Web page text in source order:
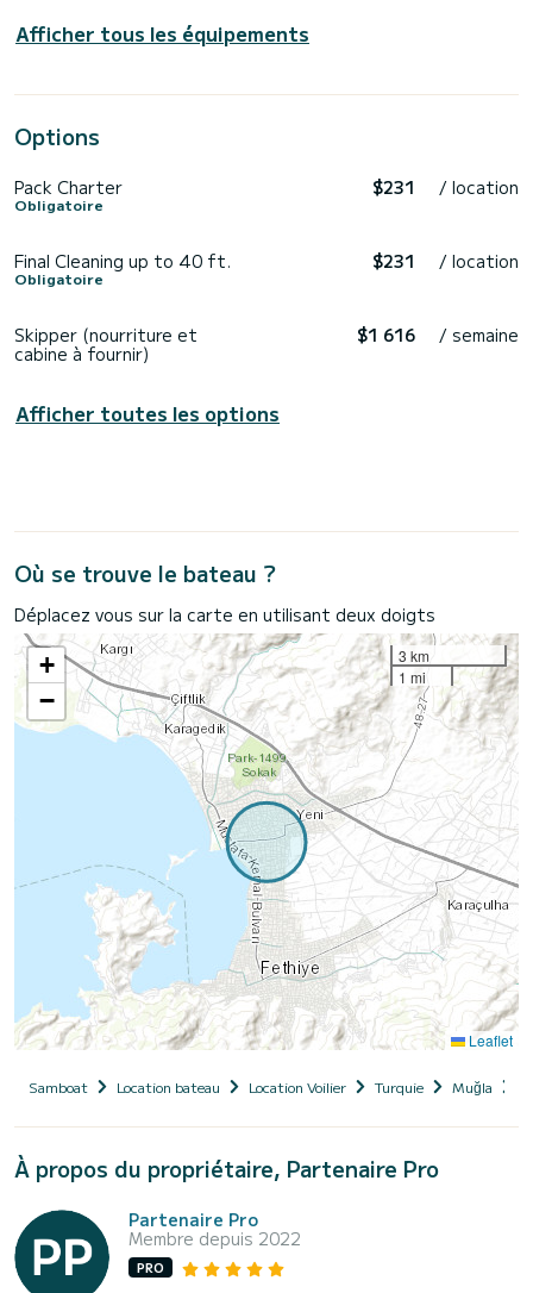
Afficher tous les équipements
Options
Pack Charter
Obligatoire
$231 / location
Final Cleaning up to 40 ft.
Obligatoire
$231 / location
Skipper (nourriture et
cabine à fournir)
$1 616 / semaine
Afficher toutes les options
Où se trouve le bateau ?
Déplacez vous sur la carte en utilisant deux doigts
+
−
3 km
1 mi
Leaflet
Samboat Location bateau Location Voilier Turquie Muğla
À propos du propriétaire, Partenaire Pro
Partenaire Pro
Membre depuis 2022
PRO